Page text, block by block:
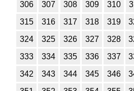
2 3 4 5 6 7
306
307 308 309 310
315
316 317 318 319
324
325 326 327 328
333
334 335 336 337
342
343 344 345 346